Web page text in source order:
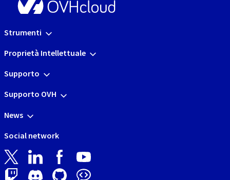
Strumenti
Proprietà Intellettuale
Supporto
Supporto OVH
News
Social network